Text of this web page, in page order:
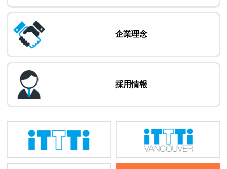
企業理念
採用情報